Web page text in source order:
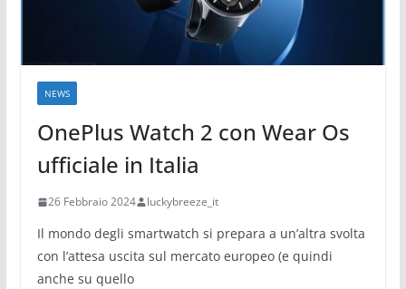
NEWS
OnePlus Watch 2 con Wear Os
ufficiale in Italia
26 Febbraio 2024 luckybreeze_it
Il mondo degli smartwatch si prepara a un’altra svolta
con l’attesa uscita sul mercato europeo (e quindi
anche su quello